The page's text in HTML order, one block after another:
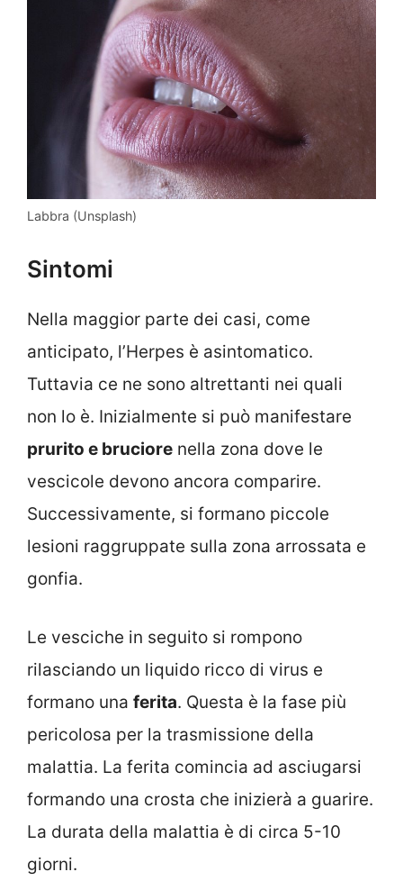
Labbra (Unsplash)
Sintomi
Nella maggior parte dei casi, come
anticipato, l’Herpes è asintomatico.
Tuttavia ce ne sono altrettanti nei quali
non lo è. Inizialmente si può manifestare
prurito e bruciore nella zona dove le
vescicole devono ancora comparire.
Successivamente, si formano piccole
lesioni raggruppate sulla zona arrossata e
gonfia.
Le vesciche in seguito si rompono
rilasciando un liquido ricco di virus e
formano una ferita. Questa è la fase più
pericolosa per la trasmissione della
malattia. La ferita comincia ad asciugarsi
formando una crosta che inizierà a guarire.
La durata della malattia è di circa 5-10
giorni.